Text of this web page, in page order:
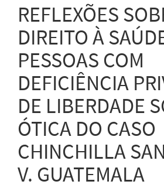
REFLEXÕES
DIREITO À
PESSOAS COM
DEFICIÊNCIA
DE LIBERDADE
ÓTICA DO CASO
CHINCHILLA
V. GUATEMALA